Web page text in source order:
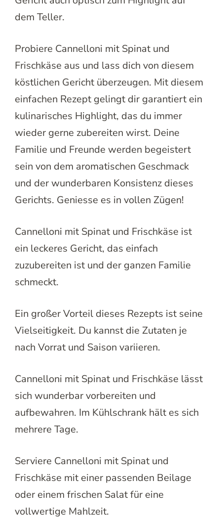
dem Teller.
Probiere Cannelloni mit Spinat und
Frischkäse aus und lass dich von diesem
köstlichen Gericht überzeugen. Mit diesem
einfachen Rezept gelingt dir garantiert ein
kulinarisches Highlight, das du immer
wieder gerne zubereiten wirst. Deine
Familie und Freunde werden begeistert
sein von dem aromatischen Geschmack
und der wunderbaren Konsistenz dieses
Gerichts. Geniesse es in vollen Zügen!
Cannelloni mit Spinat und Frischkäse ist
ein leckeres Gericht, das einfach
zuzubereiten ist und der ganzen Familie
schmeckt.
Ein großer Vorteil dieses Rezepts ist seine
Vielseitigkeit. Du kannst die Zutaten je
nach Vorrat und Saison variieren.
Cannelloni mit Spinat und Frischkäse lässt
sich wunderbar vorbereiten und
aufbewahren. Im Kühlschrank hält es sich
mehrere Tage.
Serviere Cannelloni mit Spinat und
Frischkäse mit einer passenden Beilage
oder einem frischen Salat für eine
vollwertige Mahlzeit.